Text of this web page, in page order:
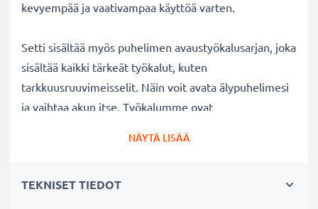
kevyempää ja vaativampaa käyttöä varten.
Setti sisältää myös puhelimen avaustyökalusarjan, joka
sisältää kaikki tärkeät työkalut, kuten
tarkkuusruuvimeisselit. Näin voit avata älypuhelimesi
ja vaihtaa akun itse. Työkalumme ovat
NÄYTÄ LISÄÄ
TEKNISET TIEDOT